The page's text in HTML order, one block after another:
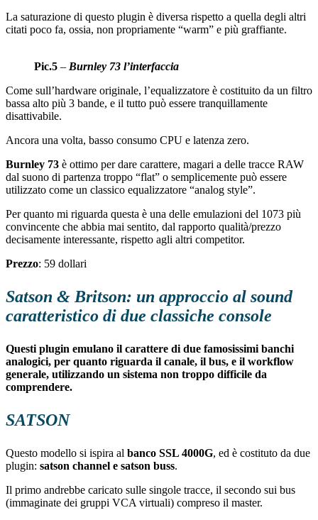
La saturazione di questo plugin è diversa rispetto a quella degli altri
citati poco fa, ossia, non propriamente “warm” e più graffiante.
Pic.5 – Burnley 73 l’interfaccia
Come sull’hardware originale, l’equalizzatore è costituito da un filtro
bassa alto più 3 bande, e il tutto può essere tranquillamente
disattivabile.
Ancora una volta, basso consumo CPU e latenza zero.
Burnley 73 è ottimo per dare carattere, magari a delle tracce RAW
dal suono di partenza troppo “flat” o semplicemente può essere
utilizzato come un classico equalizzatore “analog style”.
Per quanto mi riguarda questa è una delle emulazioni del 1073 più
convincente che abbia mai sentito, dal rapporto qualità/prezzo
decisamente interessante, rispetto agli altri competitor.
Prezzo: 59 dollari
Satson & Britson: un approccio al sound
caratteristico di due classiche console
Questi plugin emulano il carattere di due famosissimi banchi
analogici, per quanto riguarda il canale, il bus, e il workflow
generale, utilizzando un sistema non troppo difficile da
comprendere.
SATSON
Questo modello si ispira al banco SSL 4000G, ed è costituto da due
plugin: satson channel e satson buss.
Il primo andrebbe caricato sulle singole tracce, il secondo sui bus
(immaginate dei gruppi VCA virtuali) compreso il master.